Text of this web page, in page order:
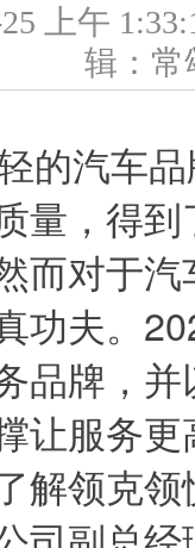
25 上午
辑：
的汽车
量，得
而对于
功夫。
品牌，
让服务
解领克